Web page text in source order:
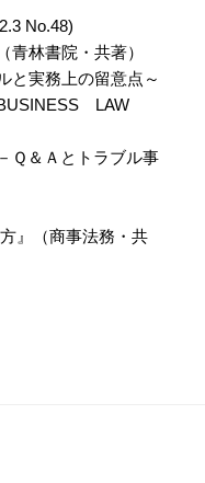
No.48)
青林書院・共著）
と実務上の留意点～
LAW
Ｑ＆Ａとトラブル事
』（商事法務・共